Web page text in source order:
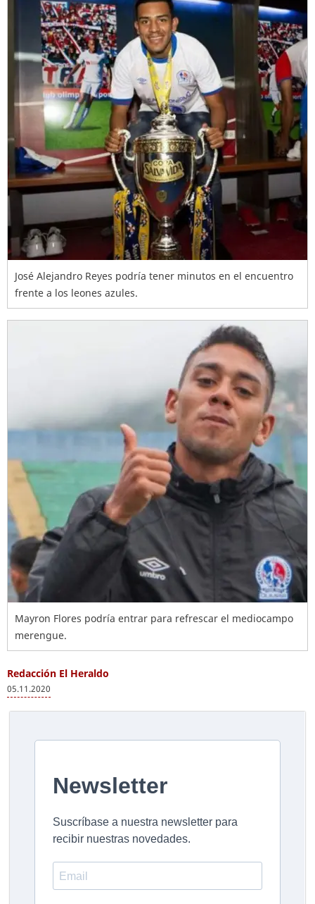
José Alejandro Reyes podría tener minutos en el encuentro
frente a los leones azules.
Mayron Flores podría entrar para refrescar el mediocampo
merengue.
Redacción El Heraldo
05.11.2020